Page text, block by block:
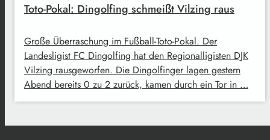
Toto-Pokal: Dingolfing schmeißt Vilzing raus
Große Überraschung im Fußball-Toto-Pokal. Der
Landesligist FC Dingolfing hat den Regionalligisten DJK
Vilzing rausgeworfen. Die Dingolfinger lagen gestern
Abend bereits 0 zu 2 zurück, kamen durch ein Tor in …